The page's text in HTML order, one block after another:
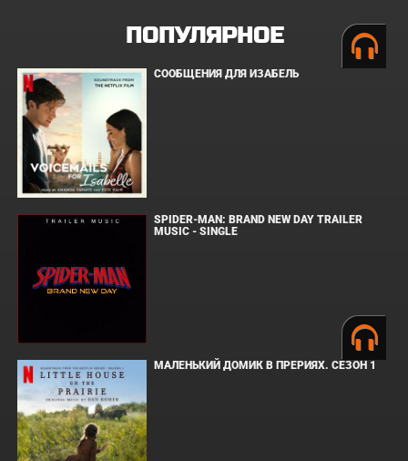
ПОПУЛЯРНОЕ
СООБЩЕНИЯ ДЛЯ ИЗАБЕЛЬ
SPIDER-MAN: BRAND NEW DAY TRAILER
MUSIC - SINGLE
МАЛЕНЬКИЙ ДОМИК В ПРЕРИЯХ. СЕЗОН 1